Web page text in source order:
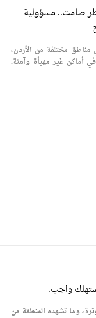
صامت.. مسؤولية
مختلفة من الأردن،
أماكن غير مهيأة وآمنة.
واجب.
وما تشهده المنطقة من